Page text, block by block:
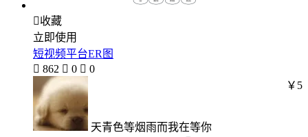
收藏
立即使用
短视频平台ER图
 862  0  0
天青色等烟雨而我在等你
￥5